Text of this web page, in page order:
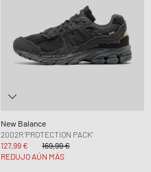
New Balance
2002R 'PROTECTION PACK'
127,99 €
169,99 €
REDUJO AÚN MÁS